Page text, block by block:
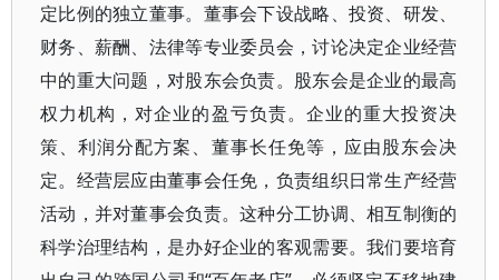
定比例的独立董事。董事会下设战略、投资、研发、
财务、薪酬、法律等专业委员会，讨论决定企业经营
中的重大问题，对股东会负责。股东会是企业的最高
权力机构，对企业的盈亏负责。企业的重大投资决
策、利润分配方案、董事长任免等，应由股东会决
定。经营层应由董事会任免，负责组织日常生产经营
活动，并对董事会负责。这种分工协调、相互制衡的
科学治理结构，是办好企业的客观需要。我们要培育